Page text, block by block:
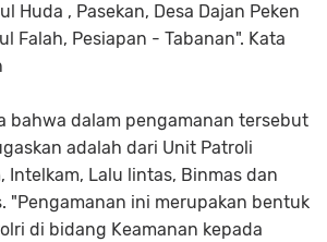
Huda , Pasekan, Desa Dajan Peken
Falah, Pesiapan - Tabanan". Kata
bahwa dalam pengamanan tersebut
adalah dari Unit Patroli
Intelkam, Lalu lintas, Binmas dan
"Pengamanan ini merupakan bentuk
di bidang Keamanan kepada